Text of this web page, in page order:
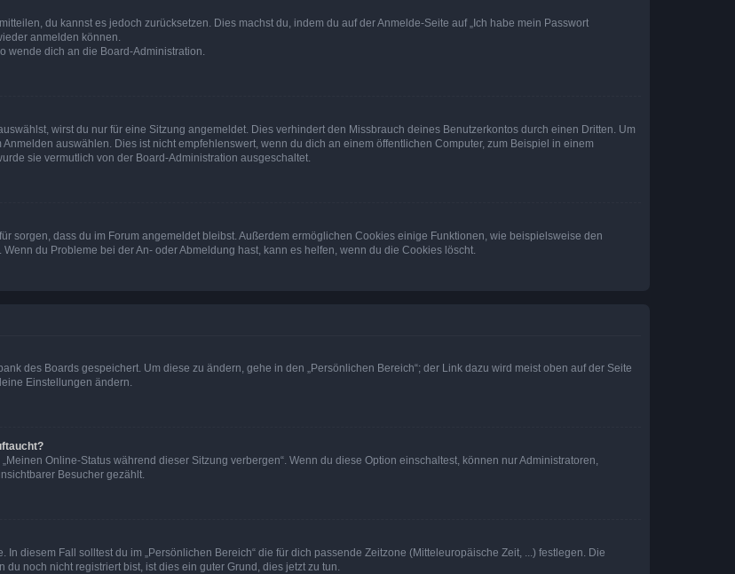
du kannst es jedoch zurücksetzen. Dies machst du, indem du auf der Anmelde-Seite auf „Ich habe mein Passwort
anmelden können.
wende dich an die Board-Administration.
wirst du nur für eine Sitzung angemeldet. Dies verhindert den Missbrauch deines Benutzerkontos durch einen Dritten. Um
auswählen. Dies ist nicht empfehlenswert, wenn du dich an einem öffentlichen Computer, zum Beispiel in einem
sie vermutlich von der Board-Administration ausgeschaltet.
sorgen, dass du im Forum angemeldet bleibst. Außerdem ermöglichen Cookies einige Funktionen, wie beispielsweise den
du Probleme bei der An- oder Abmeldung hast, kann es helfen, wenn du die Cookies löscht.
des Boards gespeichert. Um diese zu ändern, gehe in den „Persönlichen Bereich“; der Link dazu wird meist oben auf der Seite
Einstellungen ändern.
Online-Status während dieser Sitzung verbergen“. Wenn du diese Option einschaltest, können nur Administratoren,
Besucher gezählt.
diesem Fall solltest du im „Persönlichen Bereich“ die für dich passende Zeitzone (Mitteleuropäische Zeit, ...) festlegen. Die
noch nicht registriert bist, ist dies ein guter Grund, dies jetzt zu tun.